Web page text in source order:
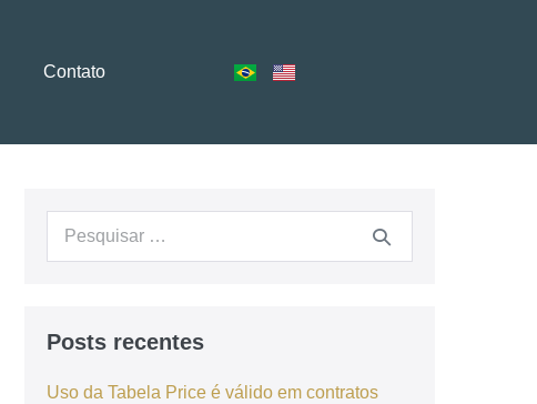
Contato
Posts recentes
Uso da Tabela Price é válido em contratos